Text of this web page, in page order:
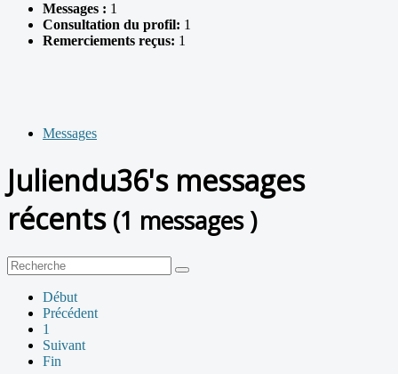
Messages : 1
Consultation du profil: 1
Remerciements reçus: 1
Messages
Juliendu36's messages
récents (1 messages )
Début
Précédent
1
Suivant
Fin